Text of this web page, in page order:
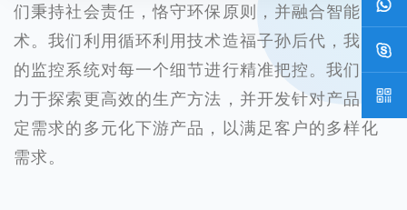
们秉持社会责任，恪守环保原则，并融合智能技
术。我们利用循环利用技术造福子孙后代，我们
的监控系统对每一个细节进行精准把控。我们致
力于探索更高效的生产方法，并开发针对产品特
定需求的多元化下游产品，以满足客户的多样化
需求。